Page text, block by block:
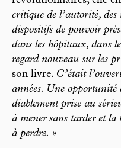
critique de l’autorité, des
dispositifs de pouvoir
dans les hôpitaux, dans
regard nouveau sur les
son livre. C’était
années. Une opportunité
diablement prise au
à mener sans tarder et
à perdre. »